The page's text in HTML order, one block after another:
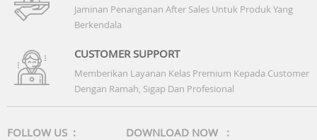
Jaminan Penanganan After Sales Untuk Produk Yang
Berkendala
CUSTOMER SUPPORT
Memberikan Layanan Kelas Premium Kepada Customer
Dengan Ramah, Sigap Dan Profesional
FOLLOW US : DOWNLOAD NOW :